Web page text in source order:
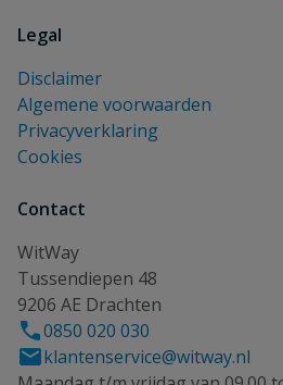
Legal
Disclaimer
Algemene voorwaarden
Privacyverklaring
Cookies
Contact
WitWay
Tussendiepen 48
9206 AE Drachten
0850 020 030
klantenservice@witway.nl